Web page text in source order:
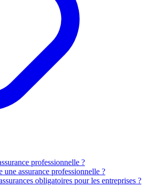
professionnelle ?
une assurance professionnelle ?
obligatoires pour les entreprises ?